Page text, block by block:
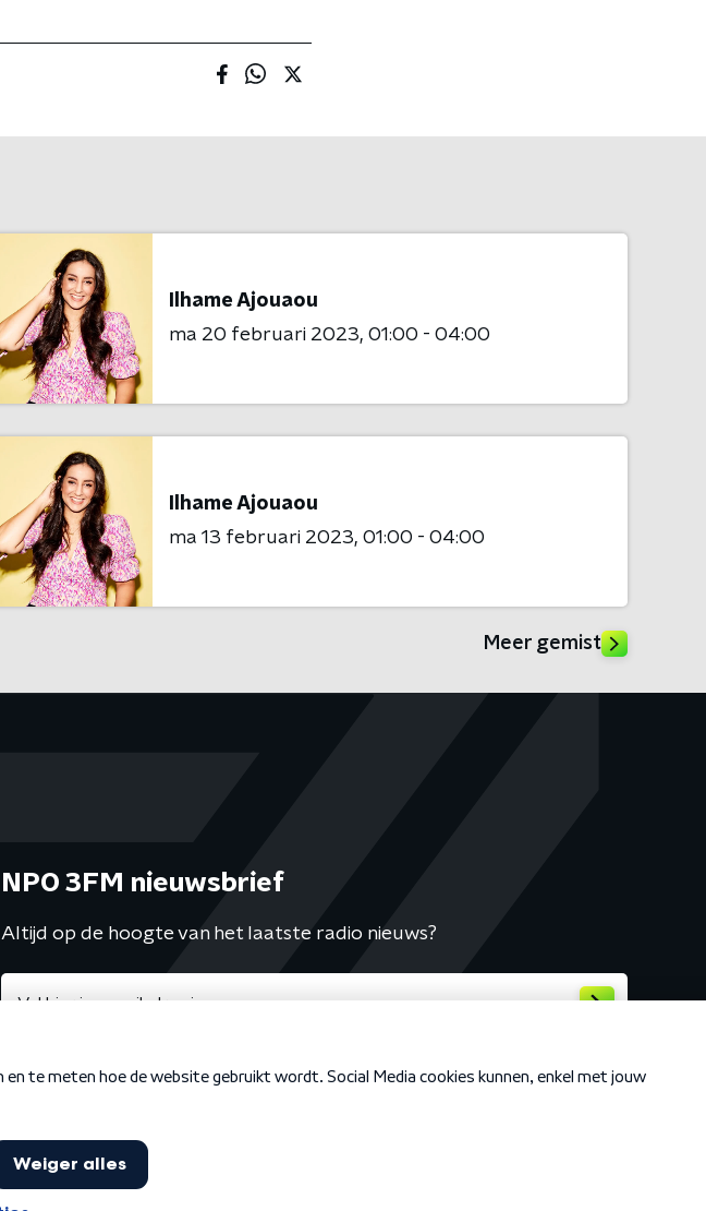
Ilhame Ajouaou
ma 20 februari 2023 01:00 - 04:00
Ilhame Ajouaou
ma 13 februari 2023 01:00 - 04:00
Meer gemist
NPO 3FM nieuwsbrief
Altijd op de hoogte van het laatste radio nieuws?